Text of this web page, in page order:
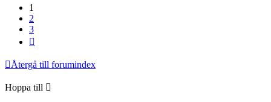
1
2
3
Återgå till forumindex
Hoppa till